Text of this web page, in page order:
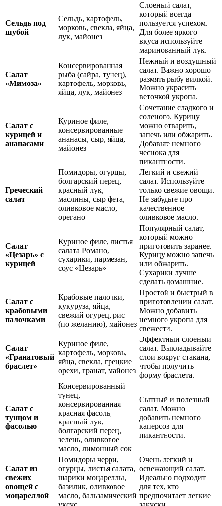
Сельдь под
шубой
Сельдь, картофель,
морковь, свекла, яйца,
лук, майонез
Слоеный салат,
который всегда
пользуется успехом.
Для более яркого
вкуса используйте
маринованный лук.
Салат
«Мимоза»
Консервированная
рыба (сайра, тунец),
картофель, морковь,
яйца, лук, майонез
Нежный и воздушный
салат. Важно хорошо
размять рыбу вилкой.
Можно украсить
веточкой укропа.
Салат с
курицей и
ананасами
Куриное филе,
консервированные
ананасы, сыр, яйца,
майонез
Сочетание сладкого и
соленого. Курицу
можно отварить,
запечь или обжарить.
Добавьте немного
чеснока для
пикантности.
Греческий
салат
Помидоры, огурцы,
болгарский перец,
красный лук,
маслины, сыр фета,
оливковое масло,
орегано
Легкий и свежий
салат. Используйте
только свежие овощи.
Не забудьте про
качественное
оливковое масло.
Салат
«Цезарь» с
курицей
Куриное филе, листья
салата Романо,
сухарики, пармезан,
соус «Цезарь»
Популярный салат,
который можно
приготовить заранее.
Курицу можно запечь
или обжарить.
Сухарики лучше
сделать домашние.
Салат с
крабовыми
палочками
Крабовые палочки,
кукуруза, яйца,
свежий огурец, рис
(по желанию), майонез
Простой и быстрый в
приготовлении салат.
Можно добавить
немного укропа для
свежести.
Салат
«Гранатовый
браслет»
Куриное филе,
картофель, морковь,
яйца, свекла, грецкие
орехи, гранат, майонез
Эффектный слоеный
салат. Выкладывайте
слои вокруг стакана,
чтобы получить
форму браслета.
Салат с
тунцом и
фасолью
Консервированный
тунец,
консервированная
красная фасоль,
красный лук,
болгарский перец,
зелень, оливковое
масло, лимонный сок
Сытный и полезный
салат. Можно
добавить немного
каперсов для
пикантности.
Салат из
свежих
овощей с
моцареллой
Помидоры черри,
огурцы, листья салата,
шарики моцареллы,
базилик, оливковое
масло, бальзамический
уксус
Очень легкий и
освежающий салат.
Идеально подходит
для тех, кто
предпочитает легкие
закуски.